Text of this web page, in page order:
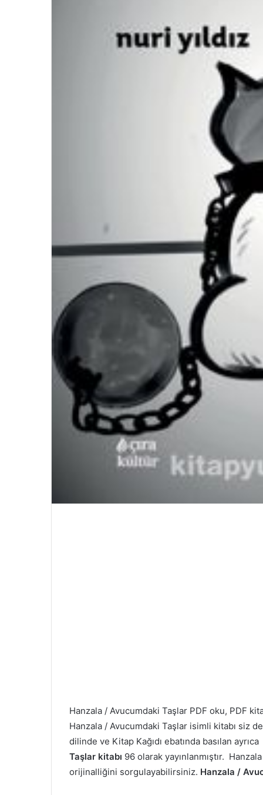
Hanzala / Avucumdaki Taşlar PDF oku, PDF
Hanzala / Avucumdaki Taşlar isimli kitabı siz
dilinde ve Kitap Kağıdı ebatında basılan ayrıca
Taşlar kitabı 96 olarak yayınlanmıştır.
orijinalliğini sorgulayabilirsiniz. Hanzala /